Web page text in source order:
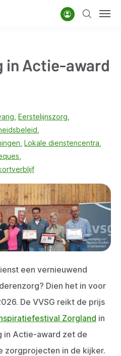
AccountZoeken
in Actie-award
Eerstelijnszorg
Lokale dienstencentra
een vernieuwend
Dien het in voor
De VVSG reikt de prijs
Zorgland in
in Actie-award zet de
zorgprojecten in de kijker.